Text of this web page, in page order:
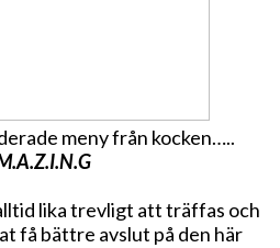
meny från kocken…..
lika trevligt att träffas och
få bättre avslut på den här